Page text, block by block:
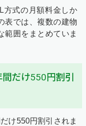
方式の月額料金しか
表では、複数の建物
範囲をまとめていま
だけ550円割引
け550円割引されま